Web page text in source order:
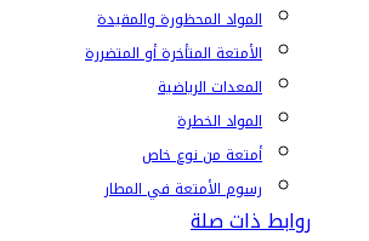
المواد المحظورة والمقيدة
الأمتعة المتأخرة أو المتضررة
المعدات الرياضية
المواد الخطرة
أمتعة من نوع خاص
رسوم الأمتعة في المطار
روابط ذات صلة